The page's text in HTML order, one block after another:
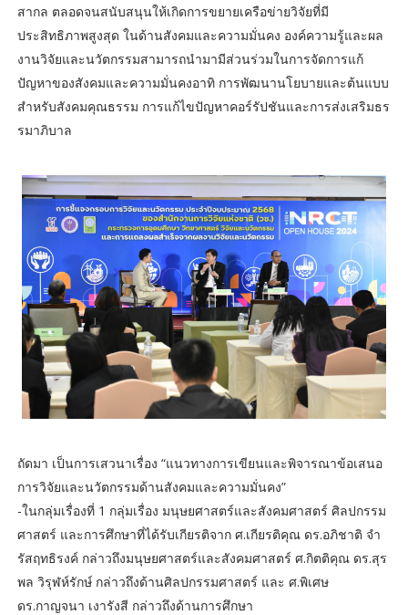
สากล ตลอดจนสนับสนุนให้เกิดการขยายเครือข่ายวิจัยที่มี
ประสิทธิภาพสูงสุด ในด้านสังคมและความมั่นคง องค์ความรู้และผล
งานวิจัยและนวัตกรรมสามารถนำมามีส่วนร่วมในการจัดการแก้
ปัญหาของสังคมและความมั่นคงอาทิ การพัฒนานโยบายและต้นแบบ
สำหรับสังคมคุณธรรม การแก้ไขปัญหาคอร์รัปชันและการส่งเสริมธร
รมาภิบาล
ถัดมา เป็นการเสวนาเรื่อง “แนวทางการเขียนและพิจารณาข้อเสนอ
การวิจัยและนวัตกรรมด้านสังคมและความมั่นคง”
-ในกลุ่มเรื่องที่ 1 กลุ่มเรื่อง มนุษยศาสตร์และสังคมศาสตร์ ศิลปกรรม
ศาสตร์ และการศึกษาที่ได้รับเกียรติจาก ศ.เกียรติคุณ ดร.อภิชาติ จำ
รัสฤทธิรงค์ กล่าวถึงมนุษยศาสตร์และสังคมศาสตร์ ศ.กิตติคุณ ดร.สุร
พล วิรุฬห์รักษ์ กล่าวถึงด้านศิลปกรรมศาสตร์ และ ศ.พิเศษ
ดร.กาญจนา เงารังสี กล่าวถึงด้านการศึกษา